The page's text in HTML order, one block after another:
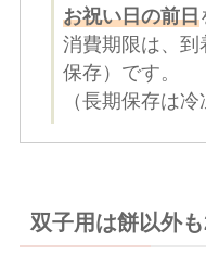
お祝い日の前日
消費期限は、到
保存）です。
（長期保存は
双子用は餅以外